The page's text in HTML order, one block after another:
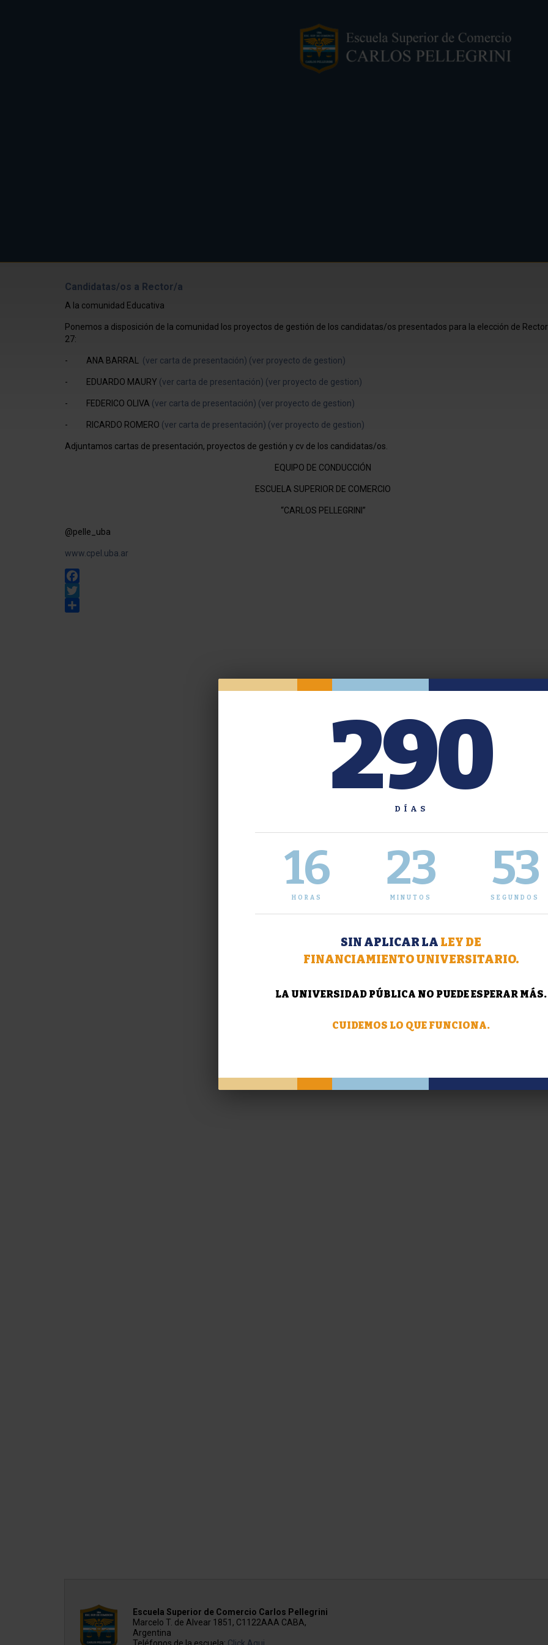
Candidatas/os a Rector/a
A la comunidad Educativa
Ponemos a disposición de la comunidad los proyectos de gestión de los candidatas/os presentados para la elección de
27:
- ANA BARRAL (ver carta de presentación) (ver proyecto de gestion)
- EDUARDO MAURY (ver carta de presentación) (ver proyecto de gestion)
- FEDERICO OLIVA (ver carta de presentación) (ver proyecto de gestion)
- RICARDO ROMERO (ver carta de presentación) (ver proyecto de gestion)
Adjuntamos cartas de presentación, proyectos de gestión y cv de los candidatas/os.
EQUIPO DE CONDUCCIÓN
ESCUELA SUPERIOR DE COMERCIO
“CARLOS PELLEGRINI”
@pelle_uba
www.cpel.uba.ar
Facebook
Twitter
Escuela Superior de Comercio Carlos Pellegrini
Marcelo T. de Alvear 1851, C1122AAA CABA,
Argentina
290
DÍAS
16
HORAS
23
MINUTOS
54
SEGUNDOS
SIN APLICAR LA LEY DE
FINANCIAMIENTO UNIVERSITARIO.
LA UNIVERSIDAD PÚBLICA NO PUEDE ESPERAR MÁS.
CUIDEMOS LO QUE FUNCIONA.